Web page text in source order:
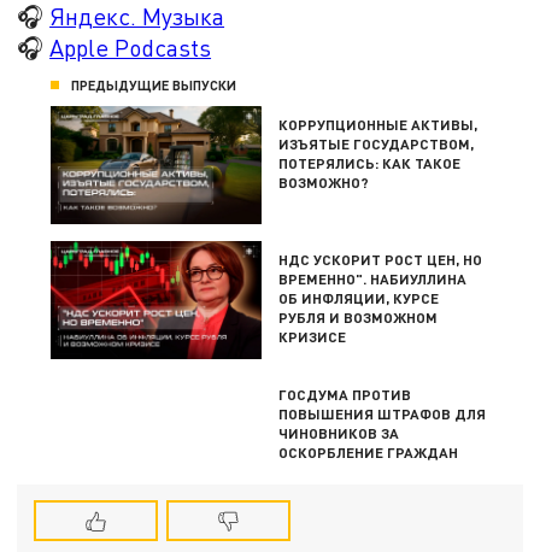
🎧 Яндекс. Музыка
🎧Apple Podcasts
ПРЕДЫДУЩИЕ ВЫПУСКИ
КОРРУПЦИОННЫЕ АКТИВЫ,
ИЗЪЯТЫЕ ГОСУДАРСТВОМ,
ПОТЕРЯЛИСЬ: КАК ТАКОЕ
ВОЗМОЖНО?
НДС УСКОРИТ РОСТ ЦЕН, НО
ВРЕМЕННО". НАБИУЛЛИНА
ОБ ИНФЛЯЦИИ, КУРСЕ
РУБЛЯ И ВОЗМОЖНОМ
КРИЗИСЕ
ГОСДУМА ПРОТИВ
ПОВЫШЕНИЯ ШТРАФОВ ДЛЯ
ЧИНОВНИКОВ ЗА
ОСКОРБЛЕНИЕ ГРАЖДАН